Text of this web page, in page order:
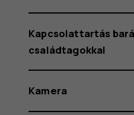
Kapcsolattartás
családtagokkal
Kamera